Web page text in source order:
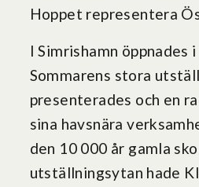
Hoppet representera
I Simrishamn
Sommarens stora
presenterades och en
sina havsnära
den 10 000 år gamla
utställningsytan hade